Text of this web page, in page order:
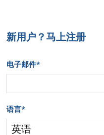
新用户？马上注册
电子邮件*
语言*